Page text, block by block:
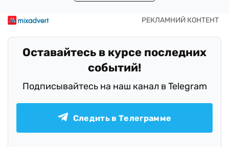
Оставайтесь в курсе последних
событий!
Подписывайтесь на наш канал в Telegram
Следить в Телеграмме